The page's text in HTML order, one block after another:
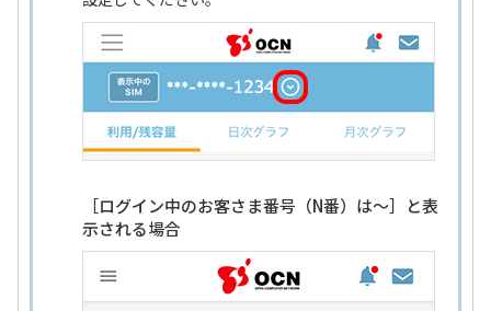
［ログイン中のお客さま番号（N番）は～］と表
示される場合